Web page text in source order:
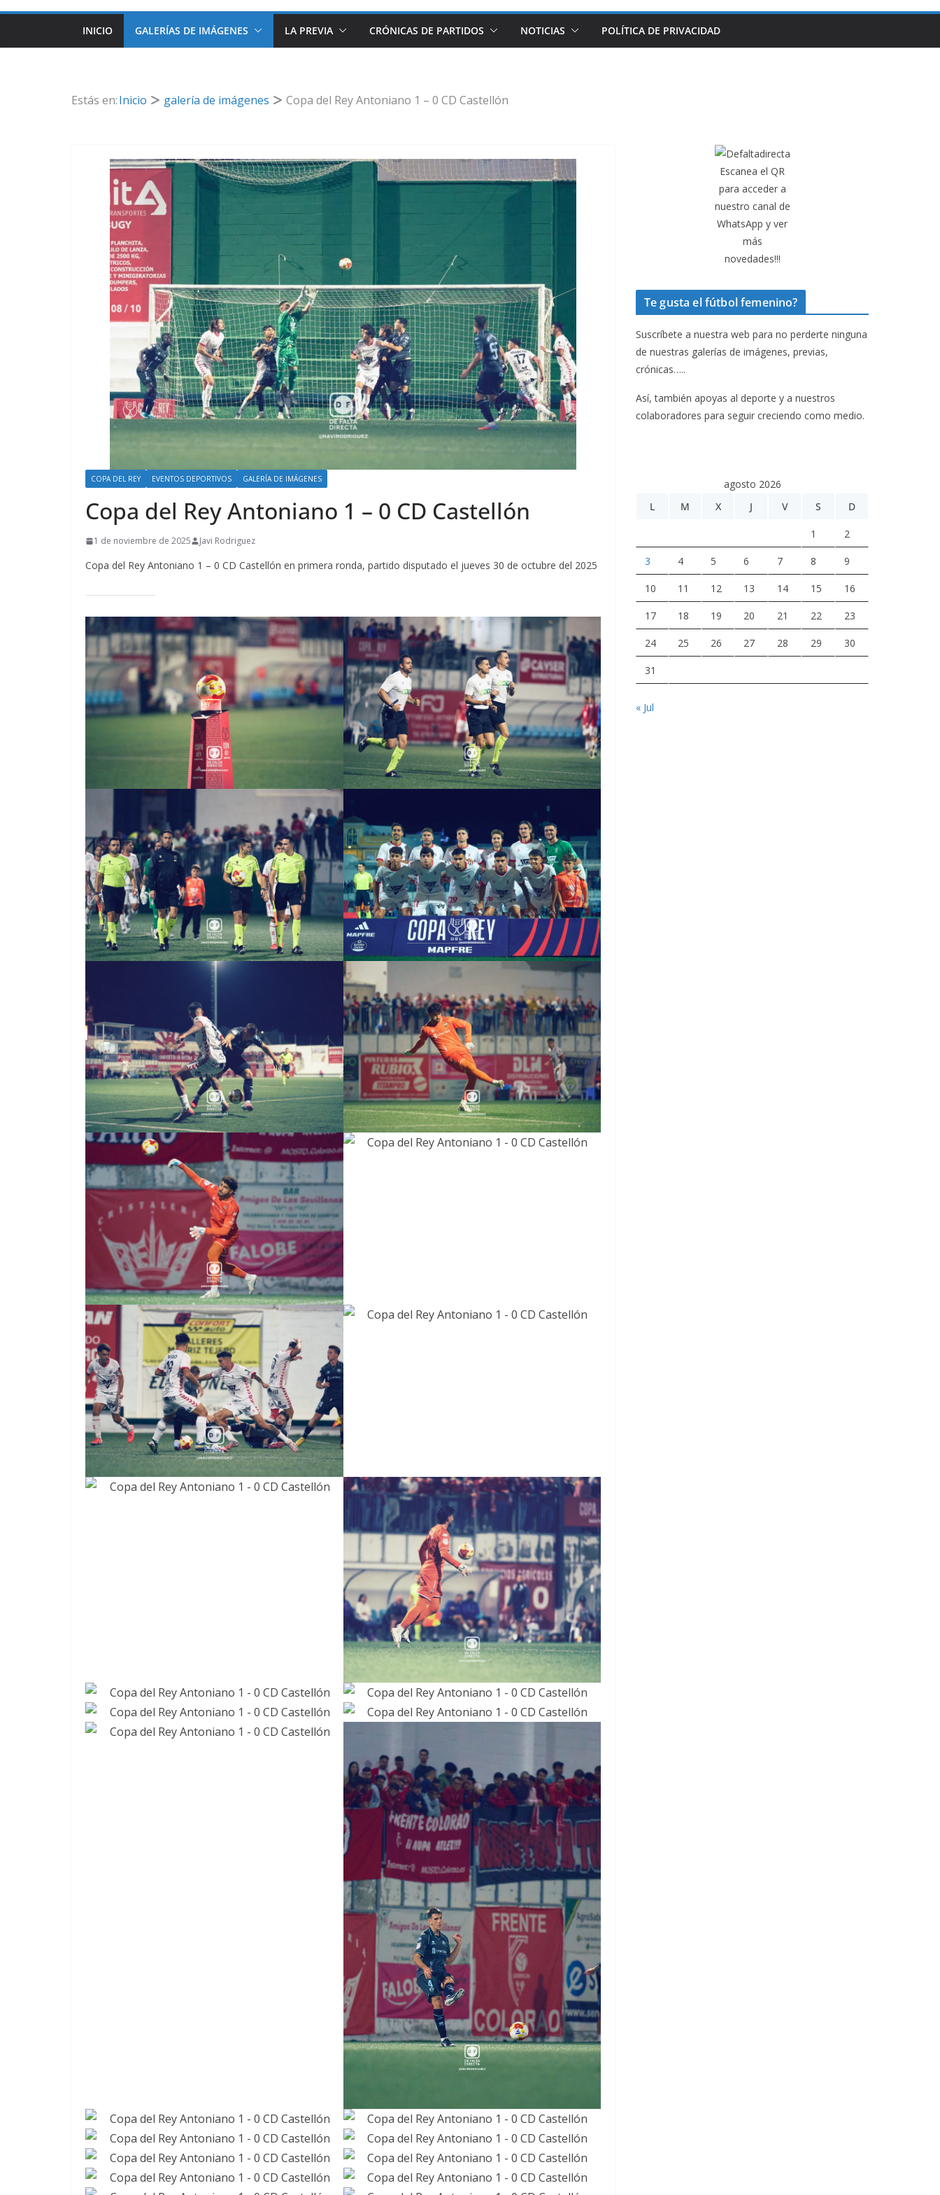
INICIO GALERÍAS DE IMÁGENES LA PREVIA CRÓNICAS DE PARTIDOS NOTICIAS POLÍTICA DE PRIVACIDAD
Estás en:Inicio galería de imágenes Copa del Rey Antoniano 1 – 0 CD Castellón
COPA DEL REY EVENTOS DEPORTIVOS GALERÍA DE IMÁGENES
Copa del Rey Antoniano 1 – 0 CD Castellón
1 de noviembre de 2025 Javi Rodriguez
Copa del Rey Antoniano 1 – 0 CD Castellón en primera ronda, partido disputado el jueves 30 de octubre del 2025
Escanea el QR
para acceder a
nuestro canal de
WhatsApp y ver
más
novedades!!!
Te gusta el fútbol femenino?
Suscríbete a nuestra web para no perderte ninguna
de nuestras galerías de imágenes, previas,
crónicas…..
Así, también apoyas al deporte y a nuestros
colaboradores para seguir creciendo como medio.
agosto 2026
L
M X J V S D
1 2
3 4 5 6 7 8 9
10 11 12 13 14 15 16
17 18 19 20 21 22 23
24 25 26 27 28 29 30
31
« Jul